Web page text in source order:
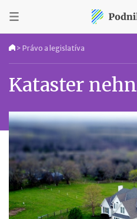
> Právo a legislatíva
Kataster